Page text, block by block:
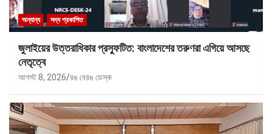
অন্যান্য সদ্য প্রকাশিত
জুলাইয়ের উত্তরাধিকার প্রস্ফুটিত: বাংলাদেশের তরুণরা এগিয়ে আসছে
নেতৃত্বে
আগস্ট 8, 2026 রঙ বেরঙ ডেস্ক